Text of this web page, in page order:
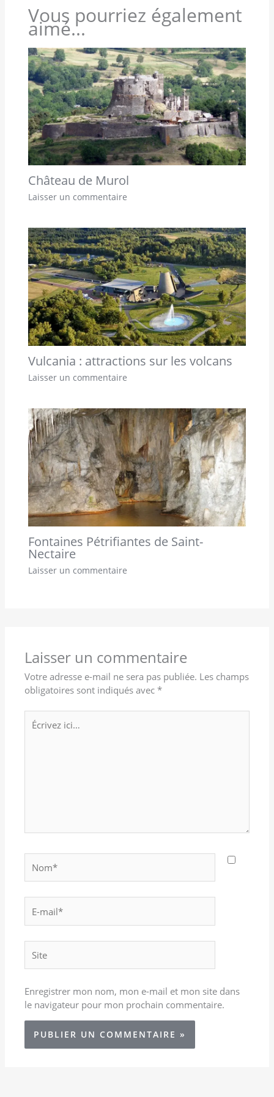
Vous pourriez également
aimé...
Château de Murol
Laisser un commentaire
Vulcania : attractions sur les volcans
Laisser un commentaire
Fontaines Pétrifiantes de Saint-
Nectaire
Laisser un commentaire
Laisser un commentaire
Votre adresse e-mail ne sera pas publiée. Les champs
obligatoires sont indiqués avec*
ici…
mail*
Enregistrer mon nom, mon e-mail et mon site dans
le navigateur pour mon prochain commentaire.